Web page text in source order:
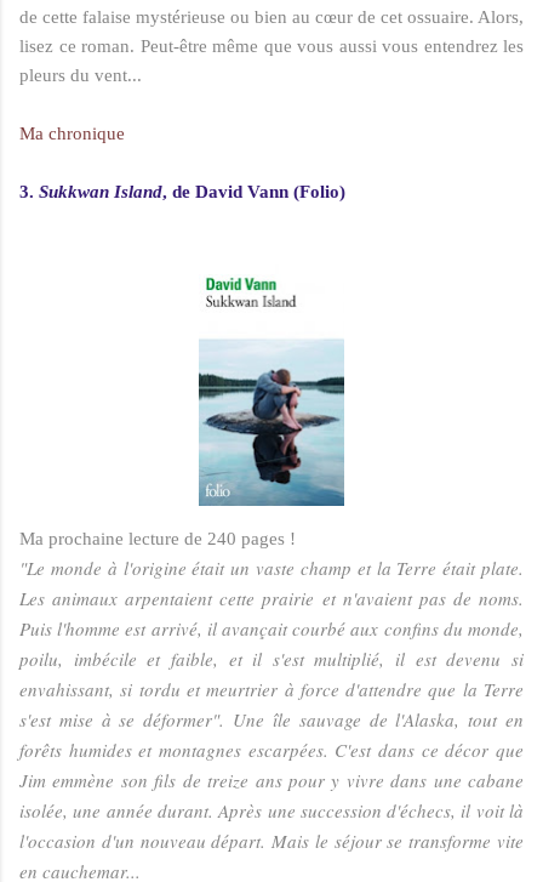
de cette falaise mystérieuse ou bien au cœur de cet ossuaire. Alors,
lisez ce roman. Peut-être même que vous aussi vous entendrez les
pleurs du vent...
Ma chronique
3. Sukkwan Island, de David Vann (Folio)
Ma prochaine lecture de 240 pages !
"Le monde à l'origine était un vaste champ et la Terre était plate.
Les animaux arpentaient cette prairie et n'avaient pas de noms.
Puis l'homme est arrivé, il avançait courbé aux confins du monde,
poilu, imbécile et faible, et il s'est multiplié, il est devenu si
envahissant, si tordu et meurtrier à force d'attendre que la Terre
s'est mise à se déformer". Une île sauvage de l'Alaska, tout en
forêts humides et montagnes escarpées. C'est dans ce décor que
Jim emmène son fils de treize ans pour y vivre dans une cabane
isolée, une année durant. Après une succession d'échecs, il voit là
l'occasion d'un nouveau départ. Mais le séjour se transforme vite
en cauchemar...